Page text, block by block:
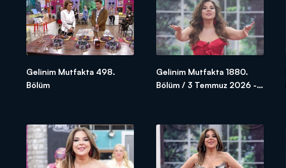
Gelinim Mutfakta 498.
Bölüm
Gelinim Mutfakta 1880.
Bölüm / 3 Temmuz 2026 -